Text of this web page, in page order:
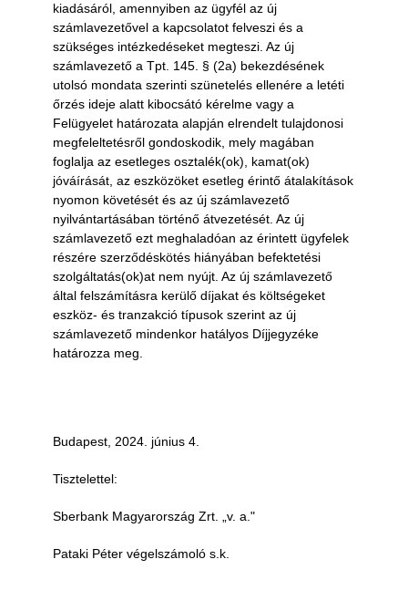
kiadásáról, amennyiben az ügyfél az új
számlavezetővel a kapcsolatot felveszi és a
szükséges intézkedéseket megteszi. Az új
számlavezető a Tpt. 145. § (2a) bekezdésének
utolsó mondata szerinti szünetelés ellenére a letéti
őrzés ideje alatt kibocsátó kérelme vagy a
Felügyelet határozata alapján elrendelt tulajdonosi
megfeleltetésről gondoskodik, mely magában
foglalja az esetleges osztalék(ok), kamat(ok)
jóváírását, az eszközöket esetleg érintő átalakítások
nyomon követését és az új számlavezető
nyilvántartásában történő átvezetését. Az új
számlavezető ezt meghaladóan az érintett ügyfelek
részére szerződéskötés hiányában befektetési
szolgáltatás(ok)at nem nyújt. Az új számlavezető
által felszámításra kerülő díjakat és költségeket
eszköz- és tranzakció típusok szerint az új
számlavezető mindenkor hatályos Díjjegyzéke
határozza meg.
Budapest, 2024. június 4.
Tisztelettel:
Sberbank Magyarország Zrt. „v. a."
Pataki Péter végelszámoló s.k.